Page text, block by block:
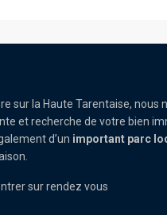
sur la Haute Tarentaise, nous
et recherche de votre bien
d’un important parc
sur rendez vous